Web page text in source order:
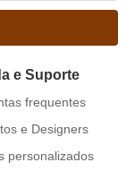
e Suporte
frequentes
e Designers
personalizados